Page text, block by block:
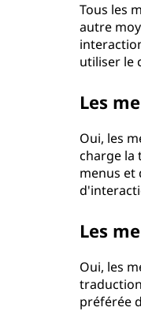
Tous les
autre
utiliser le
Les
Oui, les
charge la
menus et
Les
Oui, les
préférée